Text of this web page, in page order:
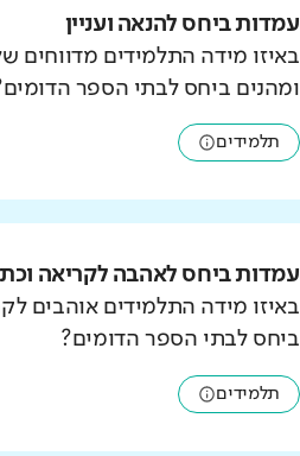
עמדות ביחס להנאה ועניין
באיזו מידה התלמידים מדווחים
ומהנים ביחס לבתי הספר
תלמידים
עמדות ביחס לאהבה לקריאה
באיזו מידה התלמידים אוהבים
ביחס לבתי הספר הדומים?
תלמידים